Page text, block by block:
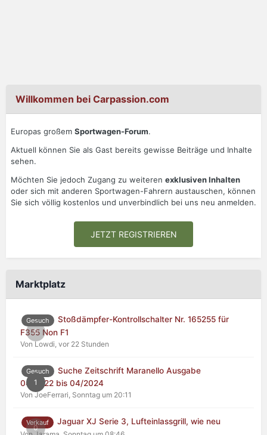
Willkommen bei Carpassion.com
Europas großem Sportwagen-Forum.
Aktuell können Sie als Gast bereits gewisse Beiträge und Inhalte
sehen.
Möchten Sie jedoch Zugang zu weiteren exklusiven Inhalten
oder sich mit anderen Sportwagen-Fahrern austauschen, können
Sie sich völlig kostenlos und unverbindlich bei uns neu anmelden.
JETZT REGISTRIEREN
Marktplatz
0
Gesuch
Stoßdämpfer-Kontrollschalter Nr. 165255 für
F355 Non F1
Von Lowdi, vor 22 Stunden
1
Gesuch
Suche Zeitschrift Maranello Ausgabe
04/2022 bis 04/2024
Von JoeFerrari, Sonntag um 20:11
0
Verkauf Jaguar XJ Serie 3, Lufteinlassgrill, wie neu